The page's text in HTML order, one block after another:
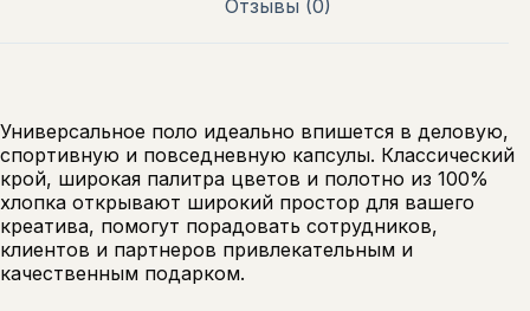
Отзывы (0)
Универсальное поло идеально впишется в деловую,
спортивную и повседневную капсулы. Классический
крой, широкая палитра цветов и полотно из 100%
хлопка открывают широкий простор для вашего
креатива, помогут порадовать сотрудников,
клиентов и партнеров привлекательным и
качественным подарком.